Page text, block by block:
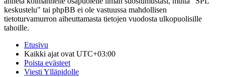
keskustelu" tai phpBB ei ole vastuussa mahdollisen
tietoturvamurron aiheuttamasta tietojen vuodosta ulkopuolisille
tahoille.
Etusivu
Kaikki ajat ovat UTC+03:00
Poista evästeet
Viesti Ylläpidolle